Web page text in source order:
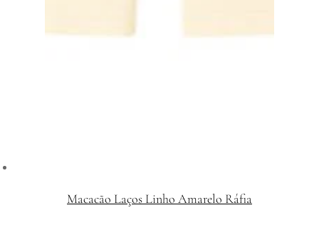
Macacão Laços Linho Amarelo Ráfia